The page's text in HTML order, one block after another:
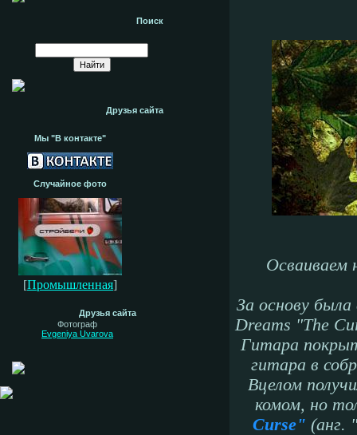
Поиск
Друзья сайта
Мы "В контакте"
Случайное фото
[Промышленная]
Друзья сайта
Фотограф
Evgeniya Uvarova
Осваиваем
За основу
Dreams "The
Гитара
гитара в
Вцелом
комом, но
Curse" (анг.